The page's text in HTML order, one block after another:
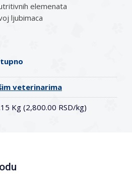
elemenata
ljubimaca
veterinarima
Kg (2,800.00 RSD/kg)